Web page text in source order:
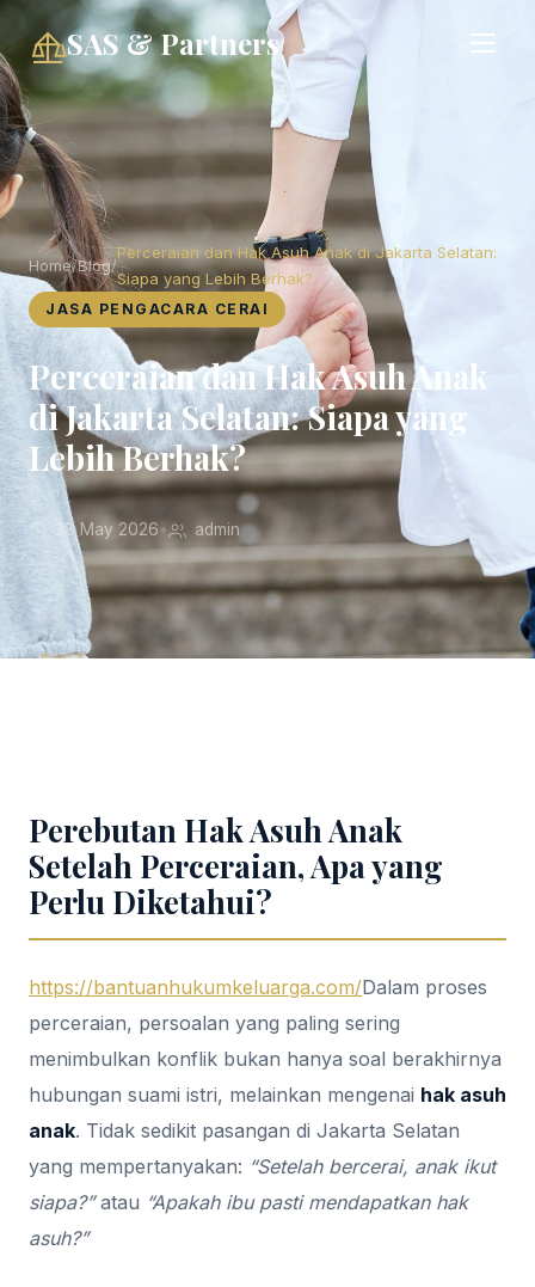
SAS & Partners
Home/Blog/
Perceraian dan Hak Asuh Anak di Jakarta Selatan:
Siapa yang Lebih Berhak?
JASA PENGACARA CERAI
Perceraian dan Hak Asuh Anak
di Jakarta Selatan: Siapa yang
Lebih Berhak?
28 May 2026• admin
Perebutan Hak Asuh Anak
Setelah Perceraian, Apa yang
Perlu Diketahui?
https://bantuanhukumkeluarga.com/Dalam proses
perceraian, persoalan yang paling sering
menimbulkan konflik bukan hanya soal berakhirnya
hubungan suami istri, melainkan mengenai hak asuh
anak. Tidak sedikit pasangan di Jakarta Selatan
yang mempertanyakan: “Setelah bercerai, anak ikut
siapa?”atau “Apakah ibu pasti mendapatkan hak
asuh?”